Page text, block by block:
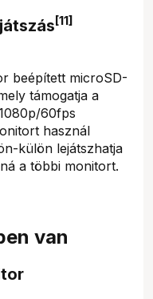
[11]
beépített microSD-
támogatja a
60fps
használ
külön lejátszhatja
a többi monitort.
van